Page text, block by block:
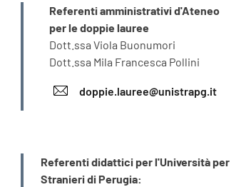
INFORMAZIONI
Referenti amministrativi d'Ateneo
per le doppie lauree
Dott.ssa Viola Buonumori
Dott.ssa Mila Francesca Pollini
doppie.lauree@unistrapg.it
INFORMAZIONI
Referenti didattici per l'Università per
Stranieri di Perugia: